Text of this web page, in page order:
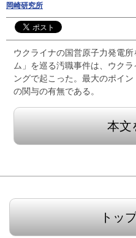
岡崎研究所
ウクライナの国営原子力発電
ム」を巡る汚職事件は、ウク
ングで起こった。最大のポイ
の関与の有無である。
本文
トッ